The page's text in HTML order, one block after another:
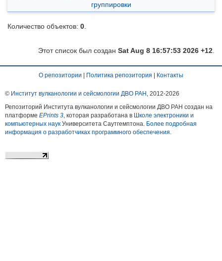
группировки
Количество объектов: 0
Этот список был создан Sat Aug 8 16:57:53 2026 +12
О репозитории Политика репозитория Контакты
© Институт вулканологии и сейсмологии ДВО РАН , 2012-2026
Репозиторий Института вулканологии и сейсмологии ДВО РАН создан на
платформе EPrints 3, которая разработана в Школе электроники и
компьютерных наук Университета Саутгемптона. Более подробная
информация о разработчиках программного обеспечения.